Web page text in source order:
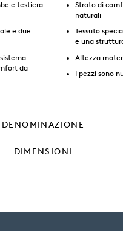
e testiera
e due
da
Strato di
naturali
Tessuto
e una
Altezza
I pezzi sono
DENOMINAZIONE
DIMENSIONI